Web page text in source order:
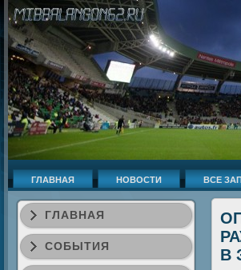
ГЛАВНАЯ НОВОСТИ ВСЕ
ГЛАВНАЯ
СОБЫТИЯ
В